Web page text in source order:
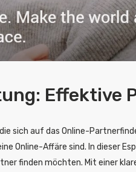
Effektive
sich auf das Online-
Online-Affäre sind. In dieser
finden möchten. Mit einer